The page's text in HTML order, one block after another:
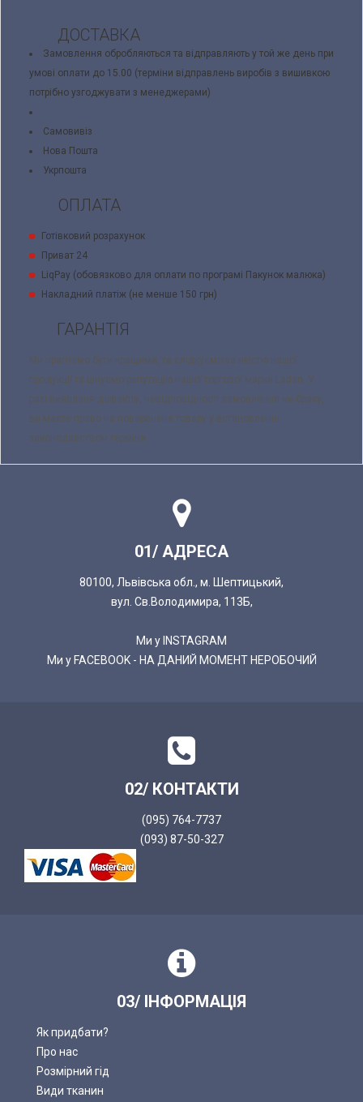
ДОСТАВКА
Замовлення обробляються та відправляють у той же день при
умові оплати до 15.00 (терміни відправлень виробів з вишивкою
потрібно узгоджувати з менеджерами)
Самовивіз
Нова Пошта
Укрпошта
ОПЛАТА
Готівковий розрахунок
Приват 24
LiqPay (обовязково для оплати по програмі Пакунок малюка)
Накладний платіж (не менше 150 грн)
ГАРАНТІЯ
Ми прагнемо бути кращими, та слідкуємо за якістю нашої
продукції та цінуємо репутацію нашої торгової марки Ladan. У
разі виявленя дефектів, невідповідності замовлення чи браку,
ви маєте право на поверененя товару у встановленні
законодавством терміни.
01/ АДРЕСА
80100, Львівська обл., м. Шептицький,
вул. Св.Володимира, 113Б,
Ми у INSTAGRAM
Ми у FACEBOOK - НА ДАНИЙ МОМЕНТ НЕРОБОЧИЙ
02/ КОНТАКТИ
(095) 764-7737
(093) 87-50-327
03/ ІНФОРМАЦІЯ
Як придбати?
Про нас
Розмірний гід
Види тканин